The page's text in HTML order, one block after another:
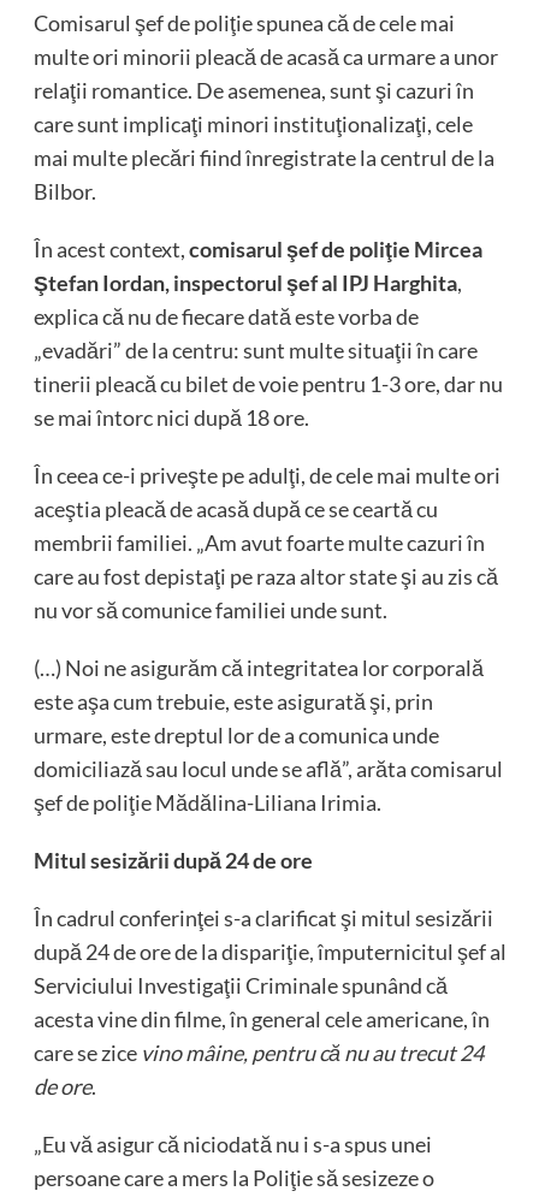
Comisarul şef de poliţie spunea că de cele mai
multe ori minorii pleacă de acasă ca urmare a unor
relaţii romantice. De asemenea, sunt şi cazuri în
care sunt implicaţi minori instituţionalizaţi, cele
mai multe plecări fiind înregistrate la centrul de la
Bilbor.
În acest context,comisarul şef de poliţie Mircea
Ştefan Iordan, inspectorul şef al IPJ Harghita,
explica că nu de fiecare dată este vorba de
„evadări” de la centru: sunt multe situaţii în care
tinerii pleacă cu bilet de voie pentru 1-3 ore, dar nu
se mai întorc nici după 18 ore.
În ceea ce-i priveşte pe adulţi, de cele mai multe ori
aceştia pleacă de acasă după ce se ceartă cu
membrii familiei. „Am avut foarte multe cazuri în
care au fost depistaţi pe raza altor state şi au zis că
nu vor să comunice familiei unde sunt.
(…) Noi ne asigurăm că integritatea lor corporală
este aşa cum trebuie, este asigurată şi, prin
urmare, este dreptul lor de a comunica unde
domiciliază sau locul unde se află”, arăta comisarul
şef de poliţie Mădălina-Liliana Irimia.
Mitul sesizării după 24 de ore
În cadrul conferinţei s-a clarificat şi mitul sesizării
după 24 de ore de la dispariţie, împuternicitul şef al
Serviciului Investigaţii Criminale spunând că
acesta vine din filme, în general cele americane, în
care se zice vino mâine, pentru că nu au trecut 24
de ore.
„Eu vă asigur că niciodată nu i s-a spus unei
persoane care a mers la Poliţie să sesizeze o